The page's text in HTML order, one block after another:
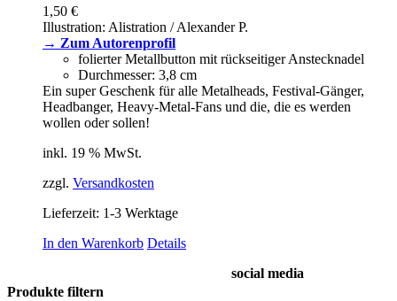
1,50 €
Illustration: Alistration / Alexander P.
→ Zum Autorenprofil
folierter Metallbutton mit rückseitiger Anstecknadel
Durchmesser: 3,8 cm
Ein super Geschenk für alle Metalheads, Festival-Gänger,
Headbanger, Heavy-Metal-Fans und die, die es werden
wollen oder sollen!
inkl. 19 % MwSt.
zzgl. Versandkosten
Lieferzeit: 1-3 Werktage
In den Warenkorb Details
Produkte filtern
social media